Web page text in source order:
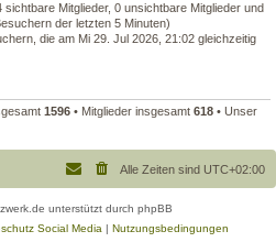
sichtbare Mitglieder, 0 unsichtbare Mitglieder und
der letzten 5 Minuten)
die am Mi 29. Jul 2026, 21:02 gleichzeitig
1596 • Mitglieder insgesamt 618 • Unser
Alle Zeiten sind UTC+02:00
unterstützt durch phpBB
Social Media | Nutzungsbedingungen